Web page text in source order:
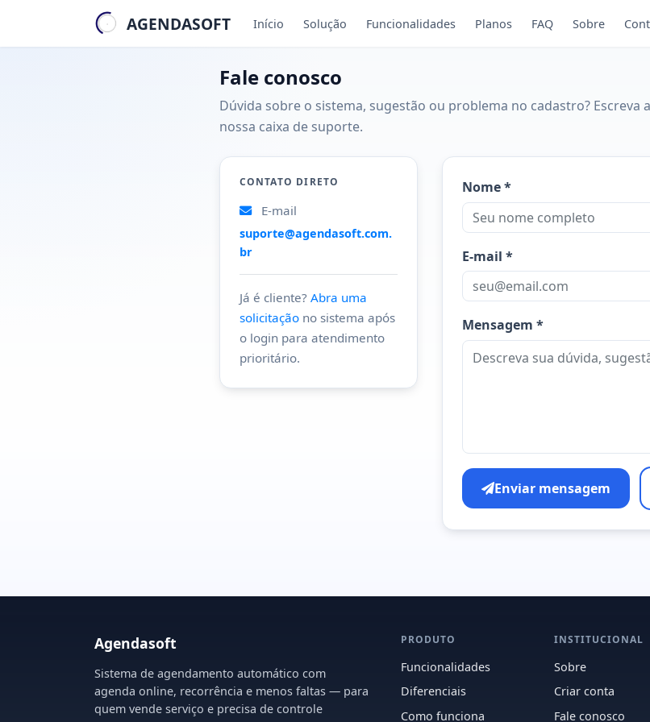
AGENDASOFT Início Solução Funcionalidades Planos FAQ Sobre
Fale conosco
Dúvida sobre o sistema, sugestão ou problema no cadastro?
nossa caixa de suporte.
CONTATO DIRETO
E-mail
suporte@agendasoft.com.
br
Já é cliente? Abra uma
solicitaçãono sistema após
o login para atendimento
prioritário.
Nome *
E-mail *
Mensagem *
Enviar mensagem
Agendasoft
Sistema de agendamento automático com
agenda online, recorrência e menos faltas — para
quem vende serviço e precisa de controle
PRODUTO
Funcionalidades
Diferenciais
Como funciona
INSTITUCIONAL
Sobre
Criar conta
Fale conosco